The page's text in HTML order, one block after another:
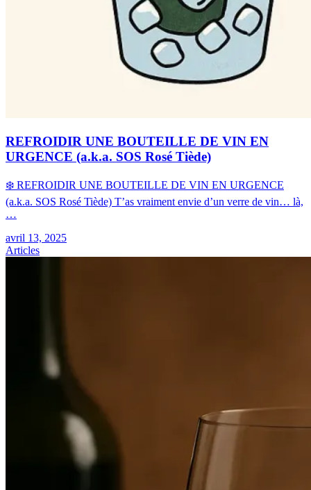
REFROIDIR UNE BOUTEILLE DE VIN EN
URGENCE (a.k.a. SOS Rosé Tiède)
❄️ REFROIDIR UNE BOUTEILLE DE VIN EN URGENCE
(a.k.a. SOS Rosé Tiède) T’as vraiment envie d’un verre de vin… là,
…
avril 13, 2025
Articles